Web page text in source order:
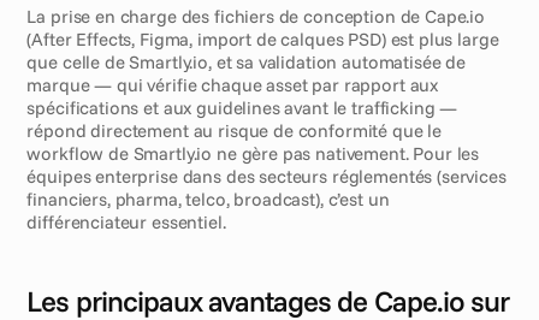
La prise en charge des fichiers de conception de Cape.io
(After Effects, Figma, import de calques PSD) est plus large
que celle de Smartly.io, et sa validation automatisée de
marque — qui vérifie chaque asset par rapport aux
spécifications et aux guidelines avant le trafficking —
répond directement au risque de conformité que le
workflow de Smartly.io ne gère pas nativement. Pour les
équipes enterprise dans des secteurs réglementés (services
financiers, pharma, telco, broadcast), c’est un
différenciateur essentiel.
Les principaux avantages de Cape.io sur